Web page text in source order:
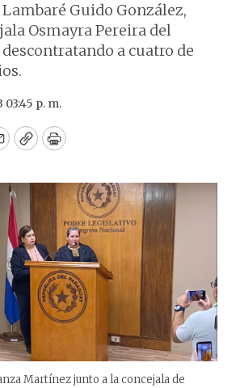
Guido González,
Osmayra Pereira del
a cuatro de
p. m.
CopyPrint
Martínez junto a la concejala de